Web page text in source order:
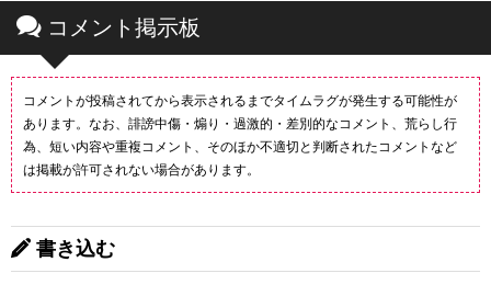
コメント掲示板
コメントが投稿されてから表示されるまでタイムラグが発生する可能性が
あります。なお、誹謗中傷・煽り・過激的・差別的なコメント、荒らし行
為、短い内容や重複コメント、そのほか不適切と判断されたコメントなど
は掲載が許可されない場合があります。
書き込む